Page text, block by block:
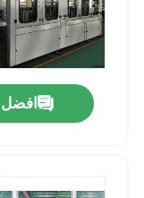
افضل